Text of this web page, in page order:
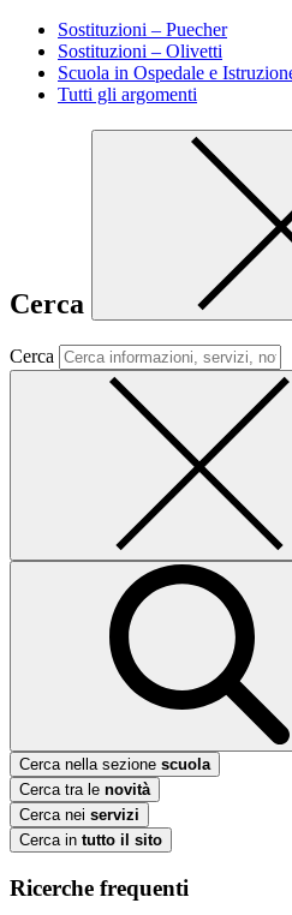
Sostituzioni – Puecher
Sostituzioni – Olivetti
Scuola in Ospedale e
Tutti gli argomenti
Cerca
Cerca
Cerca nella sezione scuola
Cerca tra le novità
Cerca nei servizi
Cerca in tutto il sito
Ricerche frequenti